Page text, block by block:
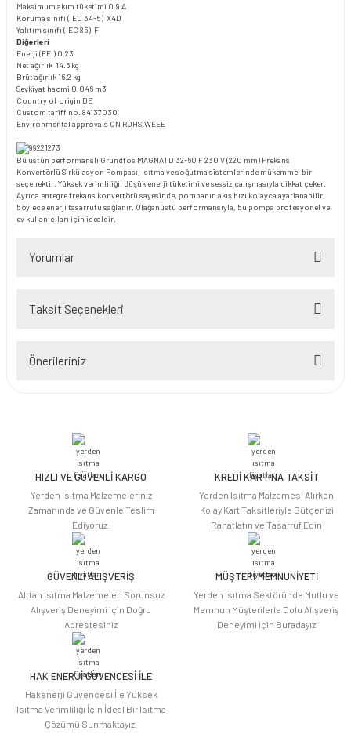
Maksimum akım tüketimi 0.9 A
Koruma sınıfı (IEC 34-5) X4D
Yalıtım sınıfı (IEC 85) F
Diğerleri
Enerji (EEI) 0.23
Net ağırlık 14.6 kg
Brüt ağırlık 16.2 kg
Sevkiyat hacmi 0.046 m3
Country of origin DE
Custom tariff no. 84137030
Environmental approvals CN ROHS,WEEE
Bu üstün performanslı Grundfos MAGNA1 D 32-60 F 230 V (220 mm) Frekans
Konvertörlü Sirkülasyon Pompası, ısıtma ve soğutma sistemlerinde mükemmel bir
seçenektir. Yüksek verimliliği, düşük enerji tüketimi ve sessiz çalışmasıyla dikkat çeker.
Ayrıca entegre frekans konvertörü sayesinde, pompanın akış hızı kolayca ayarlanabilir,
böylece enerji tasarrufu sağlanır. Olağanüstü performansıyla, bu pompa profesyonel ve
ev kullanıcıları için idealdir.
Yorumlar
Taksit Seçenekleri
Önerileriniz
iletebilirsiniz.
Görüş ve önerileriniz için teşekkür ederiz.
Ürün açıklamasında eksik bilgiler bulunuyor.
Ürün bilgilerinde hatalar bulunuyor.
Ürün fiyatı diğer sitelerden daha pahalı.
Bu ürüne benzer farklı alternatifler olmalı.
HIZLI VE GÜVENLİ KARGO
Yerden Isıtma Malzemeleriniz
Zamanında ve Güvenle Teslim
Ediyoruz.
KREDİ KARTINA TAKSİT
Yerden Isıtma Malzemesi Alırken
Kolay Kart Taksitleriyle Bütçenizi
Rahatlatın ve Tasarruf Edin
GÜVENLİ ALIŞVERİŞ
Alttan Isıtma Malzemeleri Sorunsuz
Alışveriş Deneyimi için Doğru
Adrestesiniz
MÜŞTERİ MEMNUNİYETİ
Yerden Isıtma Sektöründe Mutlu ve
Memnun Müşterilerle Dolu Alışveriş
Deneyimi için Buradayız
HAK ENERJİ GÜVENCESİ İLE
Hakenerji Güvencesi İle Yüksek
Isıtma Verimliliği İçin İdeal Bir Isıtma
Çözümü Sunmaktayız.